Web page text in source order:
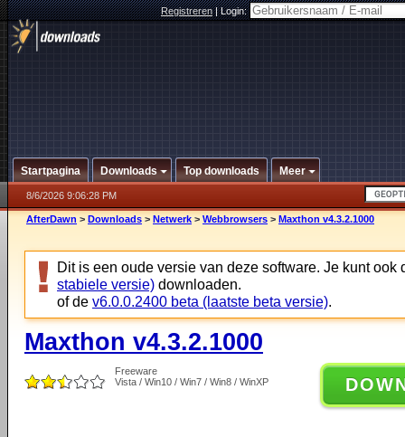
Registreren|Login:
Startpagina Downloads Top downloads Meer
8/6/2026 9:06:28 PM
AfterDawn > Downloads > Netwerk > Webbrowsers > Maxthon v4.3.2.1000
Dit is een oude versie van deze software. Je kunt ook
stabiele versie) downloaden.
of de v6.0.0.2400 beta (laatste beta versie).
Maxthon v4.3.2.1000
Freeware
Vista / Win10 / Win7 / Win8 / WinXP